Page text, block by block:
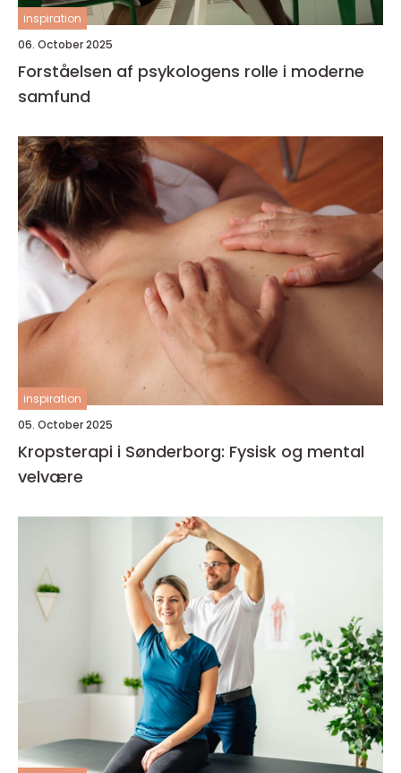
inspiration
06. October 2025
Forståelsen af psykologens rolle i moderne
samfund
inspiration
05. October 2025
Kropsterapi i Sønderborg: Fysisk og mental
velvære